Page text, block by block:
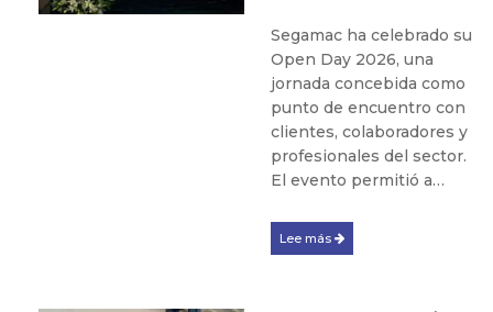
Segamac ha celebrado su
Open Day 2026, una
jornada concebida como
punto de encuentro con
clientes, colaboradores y
profesionales del sector.
El evento permitió a…
Lee más